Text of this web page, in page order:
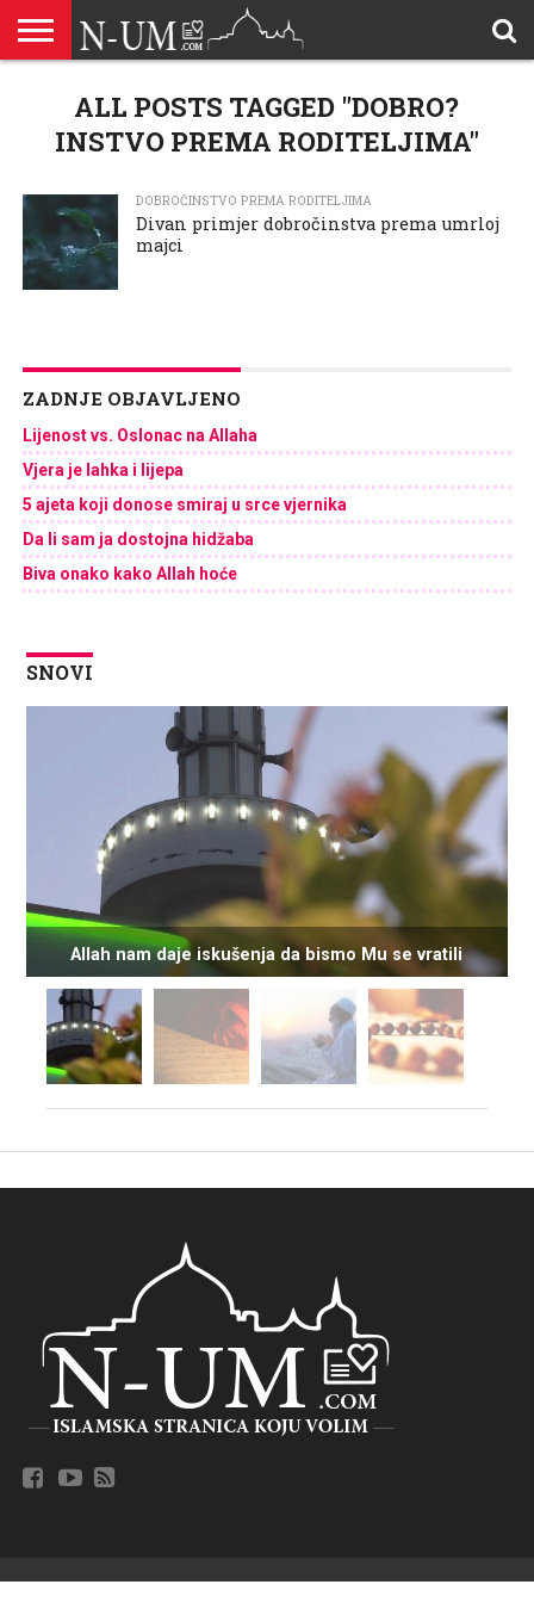
LIJEPA
IMENA
BRAK I
ISLAMSKA
PORODICA
DŽEHENNEM
DŽENNET
DOBROČINSTVO
PREMA
RODITELJIMA
DOVE
I ZIKR
HADŽ
HADISI
HURIJE
HUMANITARNI
KUTAK
ILAHIJE
ISLAMOFOBIJA
IZREKE
I CITATI
KUR’AN
LIJEPI
ISLAM
NAMAZ
ODGOVORI
POKAJNICI
POUČNE
PRIČE I
TEKSTOVI
PRILOZI
POSJETITELJA
PROBLEM
DEVIJACIJE
U
ŠALJIVE
PRIČE
RAMAZAN
REKAIK
SAVJETI
SIHR I
DŽINNI
SMRT I
SUDNJI
DAN
SNOVI
VJEROVJESNICI
ZANIMLJIVOSTI
I NAUKA
SESTRE
ZDRAVLJE
ALL POSTS TAGGED "DOBRO?
INSTVO PREMA RODITELJIMA"
DOBROČINSTVO PREMA RODITELJIMA
Divan primjer dobročinstva prema umrloj
majci
ZADNJE OBJAVLJENO
Lijenost vs. Oslonac na Allaha
Vjera je lahka i lijepa
5 ajeta koji donose smiraj u srce vjernika
Da li sam ja dostojna hidžaba
Biva onako kako Allah hoće
SNOVI
Allah nam daje iskušenja da bismo Mu se vratili